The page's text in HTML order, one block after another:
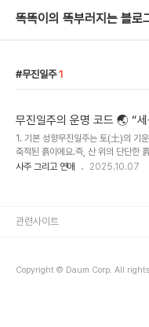
똑똑이의 똑부러지는 블로
무진일주 1
무진일주의 운명 코드 🌏 “
1. 기본 성향무진일주는 토(土)의 기
축적된 흙이에요.즉, 산 위의 단단한
사람들 속에서도 중심을 잘 잡아요.감
그가 있기에 모두가 편안하다.”2. 남
사주 그리고 연애 2025.10.07
Copyright © Daum Corp. All
관련사이트